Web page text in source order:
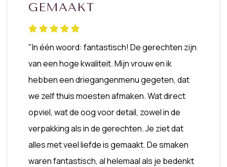
GEMAAKT
"In één woord: fantastisch! De gerechten zijn
van een hoge kwaliteit. Mijn vrouw en ik
hebben een driegangenmenu gegeten, dat
we zelf thuis moesten afmaken. Wat direct
opviel, wat de oog voor detail, zowel in de
verpakking als in de gerechten. Je ziet dat
alles met veel liefde is gemaakt. De smaken
waren fantastisch, al helemaal als je bedenkt